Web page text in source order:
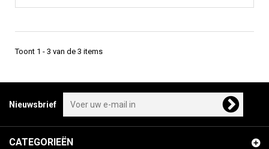
Toont 1 - 3 van de 3 items
Nieuwsbrief
CATEGORIEËN